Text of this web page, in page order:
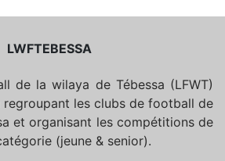
LWFTEBESSA
de la wilaya de Tébessa (LFWT)
regroupant les clubs de football de
et organisant les compétitions de
(jeune & senior).